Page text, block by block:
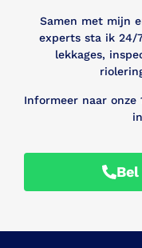
Samen met mijn
experts sta ik 24/
lekkages,
Informeer naar onze